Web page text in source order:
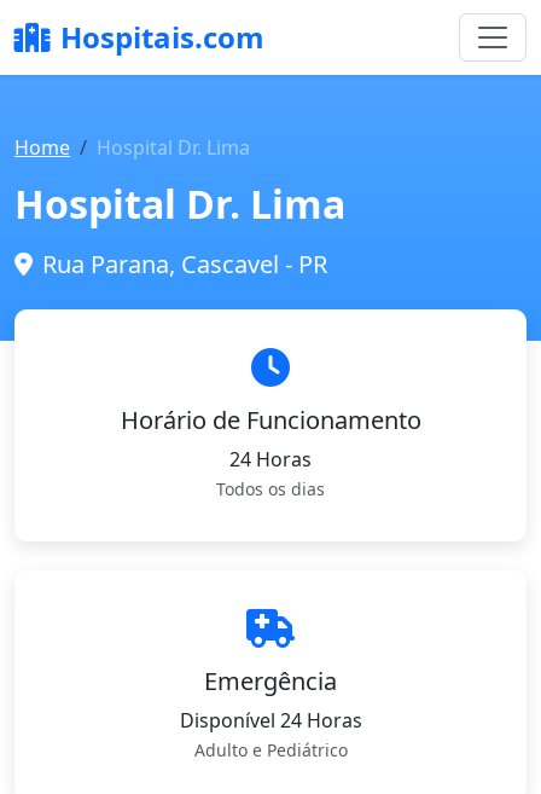
Hospitais.com
Home Hospital Dr. Lima
Hospital Dr. Lima
Rua Parana, Cascavel - PR
Horário de Funcionamento
24 Horas
Todos os dias
Emergência
Disponível 24 Horas
Adulto e Pediátrico